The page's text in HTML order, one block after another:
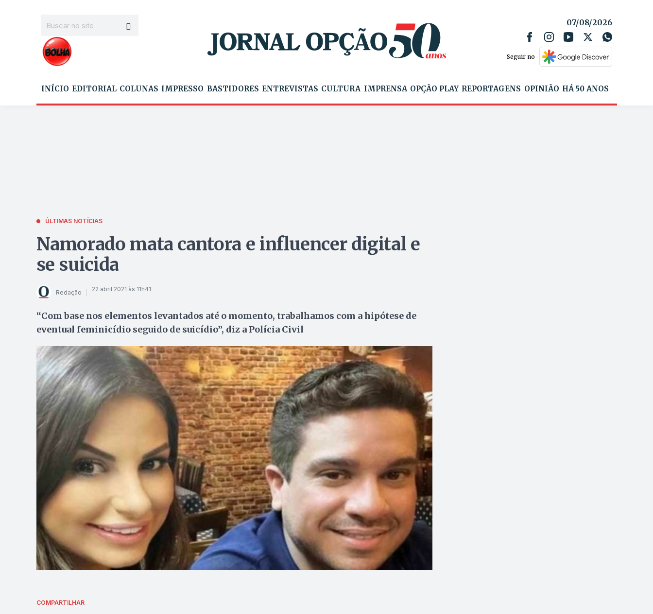
07/08/2026
Seguir no
INÍCIO EDITORIAL COLUNAS IMPRESSO BASTIDORES ENTREVISTAS CULTURA IMPRENSA OPÇÃO PLAY REPORTAGENS OPINIÃO HÁ 50 ANOS
ÚLTIMAS NOTÍCIAS
Namorado mata cantora e influencer digital e
se suicida
Redação 22 abril 2021 às 11h41
“Com base nos elementos levantados até o momento, trabalhamos com a hipótese de
eventual feminicídio seguido de suicídio”, diz a Polícia Civil
COMPARTILHAR